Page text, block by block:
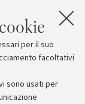
per il suo
facoltativi
sono usati per
la
di fornire i